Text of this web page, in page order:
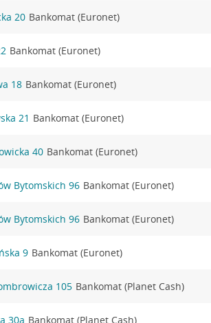
20 Bankomat (Euronet)
Bankomat (Euronet)
18 Bankomat (Euronet)
21 Bankomat (Euronet)
40 Bankomat (Euronet)
Bytomskich 96 Bankomat (Euronet)
Bytomskich 96 Bankomat (Euronet)
9 Bankomat (Euronet)
105 Bankomat (Planet Cash)
30a Bankomat (Planet Cash)